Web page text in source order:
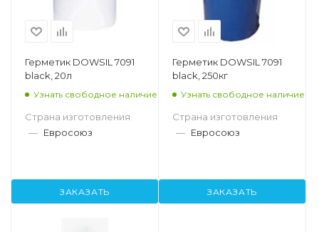
Герметик DOWSIL 7091
black, 20л
Узнать свободное наличие
Страна изготовления
— Евросоюз
ЗАКАЗАТЬ
Герметик DOWSIL 7091
black, 250кг
Узнать свободное наличие
Страна изготовления
— Евросоюз
ЗАКАЗАТЬ